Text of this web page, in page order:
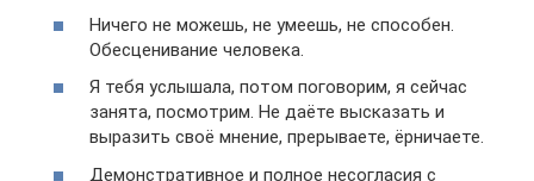
Ничего не можешь, не умеешь, не способен.
Обесценивание человека.
Я тебя услышала, потом поговорим, я сейчас
занята, посмотрим. Не даёте высказать и
выразить своё мнение, прерываете, ёрничаете.
Демонстративное и полное несогласия с